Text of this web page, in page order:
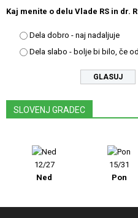
Kaj menite o delu Vlade RS in dr.
Dela dobro - naj nadaljuje
Dela slabo - bolje bi bilo, če
SLOVENJ GRADEC
12/27
Ned
15/31
Pon